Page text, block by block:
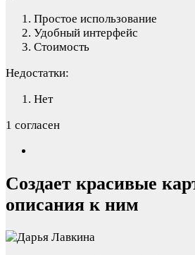
Простое использование
Удобный интерфейс
Стоимость
Недостатки:
Нет
1 согласен
Создает красивые
описания к ним